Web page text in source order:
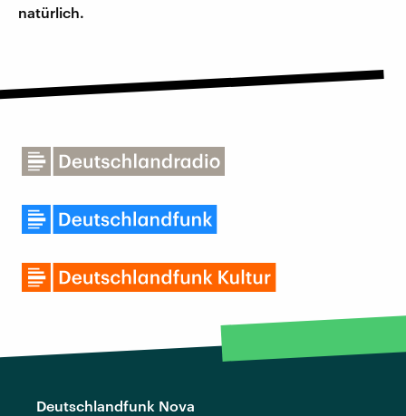
natürlich.
Deutschlandfunk Nova